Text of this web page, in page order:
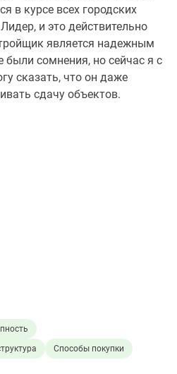
в курсе всех городских
и это действительно
является надежным
были сомнения, но сейчас я с
сказать, что он даже
сдачу объектов.
Способы покупки